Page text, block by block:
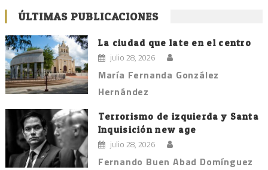
ÚLTIMAS PUBLICACIONES
La ciudad que late en el centro
julio 28, 2026
María Fernanda González
Hernández
Terrorismo de izquierda y Santa
Inquisición new age
julio 28, 2026
Fernando Buen Abad Domínguez